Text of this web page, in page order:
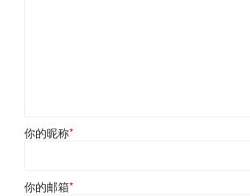
你的昵称*
你的邮箱*